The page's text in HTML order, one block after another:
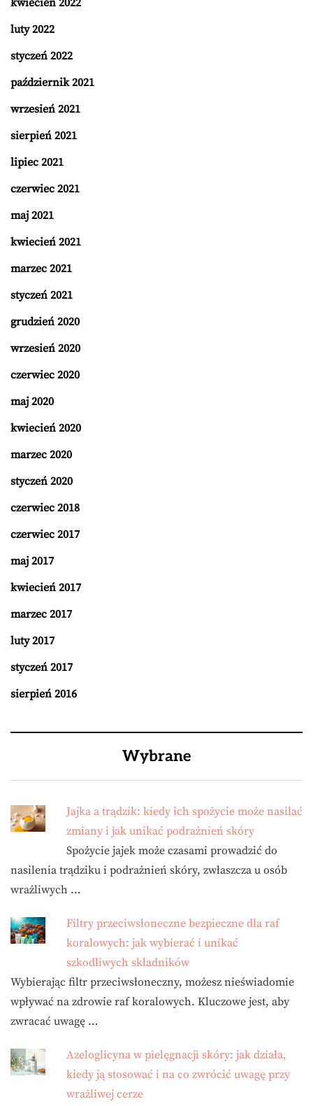
kwiecień 2022
luty 2022
styczeń 2022
październik 2021
wrzesień 2021
sierpień 2021
lipiec 2021
czerwiec 2021
maj 2021
kwiecień 2021
marzec 2021
styczeń 2021
grudzień 2020
wrzesień 2020
czerwiec 2020
maj 2020
kwiecień 2020
marzec 2020
styczeń 2020
czerwiec 2018
czerwiec 2017
maj 2017
kwiecień 2017
marzec 2017
luty 2017
styczeń 2017
sierpień 2016
Wybrane
Jajka a trądzik: kiedy ich spożycie może nasilać
zmiany i jak unikać podrażnień skóry
Spożycie jajek może czasami prowadzić do
nasilenia trądziku i podrażnień skóry, zwłaszcza u osób
wrażliwych …
Filtry przeciwsłoneczne bezpieczne dla raf
koralowych: jak wybierać i unikać
szkodliwych składników
Wybierając filtr przeciwsłoneczny, możesz nieświadomie
wpływać na zdrowie raf koralowych. Kluczowe jest, aby
zwracać uwagę …
Azeloglicyna w pielęgnacji skóry: jak działa,
kiedy ją stosować i na co zwrócić uwagę przy
wrażliwej cerze